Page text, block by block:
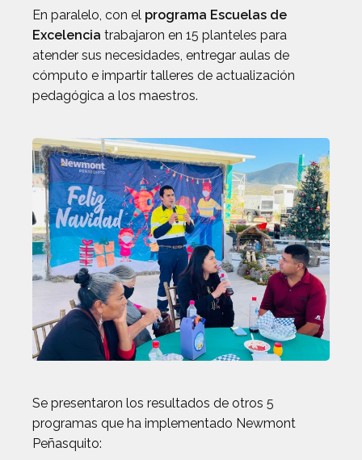
En paralelo, con el programa Escuelas de
Excelencia trabajaron en 15 planteles para
atender sus necesidades, entregar aulas de
cómputo e impartir talleres de actualización
pedagógica a los maestros.
Se presentaron los resultados de otros 5
programas que ha implementado Newmont
Peñasquito: